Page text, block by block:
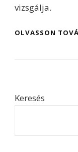
vizsgálja.
OLVASSON
Keresés